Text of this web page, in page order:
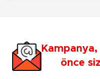
önce